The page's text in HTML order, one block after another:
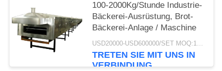
100-2000Kg/Stunde Industrie-
Bäckerei-Ausrüstung, Brot-
Bäckerei-Anlage / Maschine
TRETEN SIE MIT UNS IN
VERBINDUNG